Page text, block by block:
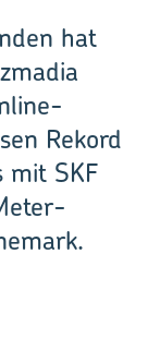
hat
Rekord
mit SKF